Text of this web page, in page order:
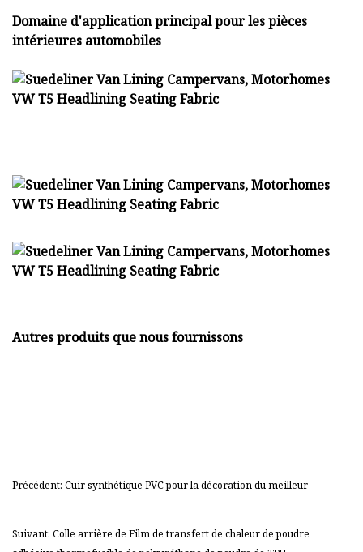
Domaine d'application principal pour les pièces
intérieures automobiles
Autres produits que nous fournissons
Précédent: Cuir synthétique PVC pour la décoration du meilleur
Suivant: Colle arrière de Film de transfert de chaleur de poudre